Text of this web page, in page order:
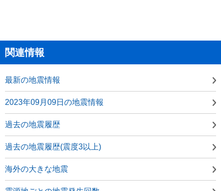
関連情報
最新の地震情報
2023年09月09日の地震情報
過去の地震履歴
過去の地震履歴(震度3以上)
海外の大きな地震